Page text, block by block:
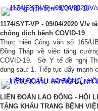
1174/SYT-VP - 09/04/2020 V/
chống dịch bệnh COVID-19
Thực hiện Công văn số 165/
Đồng Tháp về việc tăng
COVID-19. Sở Y tế đề nghị
dung sau: 1. Tiếp tục đẩy mạnh
LIÊN ĐOÀN LAO ĐỘNG - HỘI
TẶNG KHẨU TRANG BỆNH